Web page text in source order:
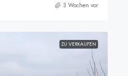
3 Wochen vor
ZU VERKAUFEN